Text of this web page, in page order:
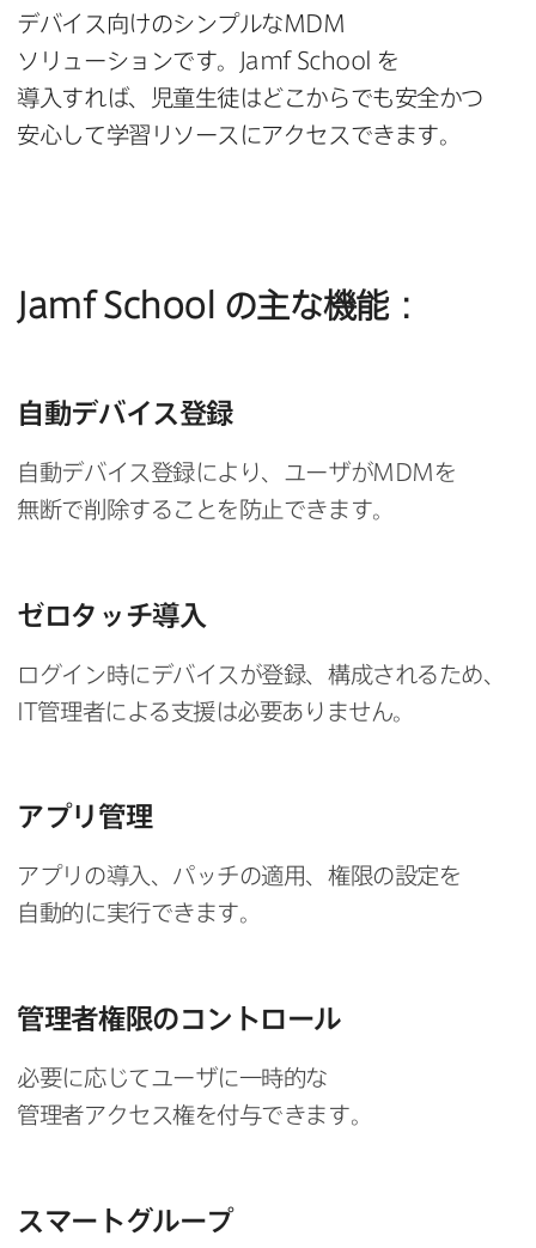
デバイス向けの​シンプルなMDM
ソリューションです。
Jamf School を​
導入すれば、​児童生徒は​どこから​でも​安全か​つ​
安心して​学習リソースに​アクセスできます。
Jamf School の​主な​機能：
自動デバイス登録
自動デバイス登録に​より、​ユーザがMDM を​
無断で​削除する​ことを​防止できます。
ゼロタッチ導入
ログイン時に​デバイスが​登録、​構成される​ため、
IT管理者に​よる​支援は​必要ありません。
アプリ管理
アプリの​導入、​パッチの​適用、​権限の​設定を​
自動的に​実行できます。
管理者権限の​コントロール
必要に​応じて​ユーザに​一時的な​
管理者アクセス権を​付与できます。
スマートグループ